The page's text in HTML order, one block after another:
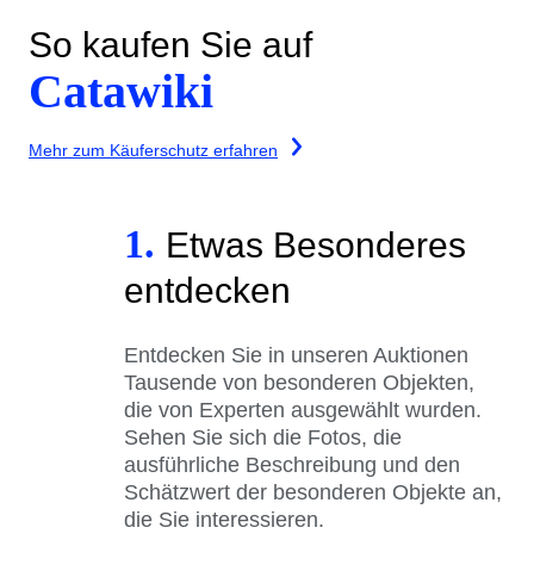
So kaufen Sie auf
Catawiki
Mehr zum Käuferschutz erfahren
1. Etwas Besonderes
entdecken
Entdecken Sie in unseren Auktionen
Tausende von besonderen Objekten,
die von Experten ausgewählt wurden.
Sehen Sie sich die Fotos, die
ausführliche Beschreibung und den
Schätzwert der besonderen Objekte an,
die Sie interessieren.